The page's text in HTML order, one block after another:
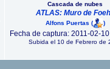
Cascada de nubes
ATLAS: Muro de
Alfons Puertas ( )
Fecha de captura: 2011-02-
Subida el 10 de Febrero de